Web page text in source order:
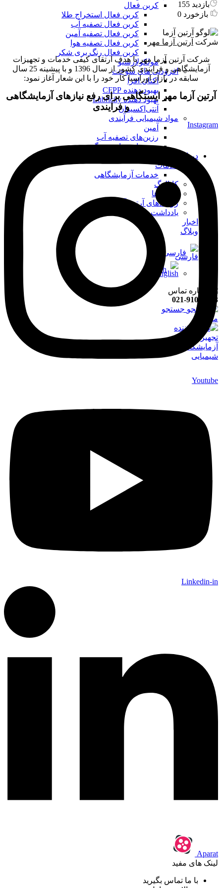
کربن فعال
کربن فعال استخراج طلا
کربن فعال تصفیه آب
کربن فعال تصفیه آمین
کربن فعال تصفیه هوا
کربن فعال رنگ بری شکر
مولکولارسیو
افزودنی های سوخت
اکتان افزا
بهبود دهنده CFPP
بهبود دهنده Lubricity
آنتی‌اکسیدان
مواد شیمیایی فرآیندی
آمین
رزین‌های تصفیه آب
رزین‌های ساخت رنگ
درباره ما
خدمات
خدمات آزمایشگاهی
کاتالوگ
پروژه ها
رویدادهای آرتین آزما
یادداشت مدیرعامل
اخبار
وبلاگ
فارسی
English
021-91008898
جستجو
منو
بازدید 155
بازخورد 0
شرکت آرتین آزما مهر
شرکت آرتین آزما مهر با هدف ارتقای کیفی خدمات و تجهیزات
آزمایشگاهی و فرایندی کشور از سال 1396 و با پیشینه 25 سال
سابقه در بازار اوراسیا کار خود را با این شعار آغاز نمود:
آرتین آزما مهر ایستگاهی برای رفع نیازهای آزمایشگاهی
و فرایندی
Instagram
Youtube
Linkedin-in
Aparat
لینک های مفید
با ما تماس بگیرید